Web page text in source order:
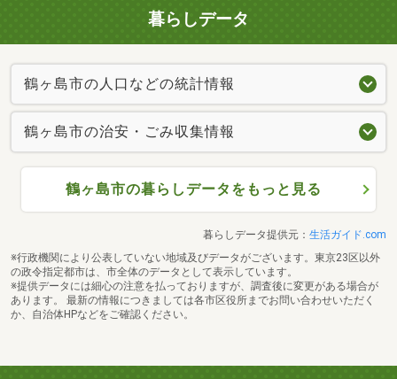
暮らしデータ
鶴ヶ島市の人口などの統計情報
鶴ヶ島市の治安・ごみ収集情報
鶴ヶ島市の暮らしデータをもっと見る
暮らしデータ提供元： 生活ガイド.com
※行政機関により公表していない地域及びデータがございます。東京23区以外
の政令指定都市は、市全体のデータとして表示しています。
※提供データには細心の注意を払っておりますが、調査後に変更がある場合が
あります。 最新の情報につきましては各市区役所までお問い合わせいただく
か、自治体HPなどをご確認ください。